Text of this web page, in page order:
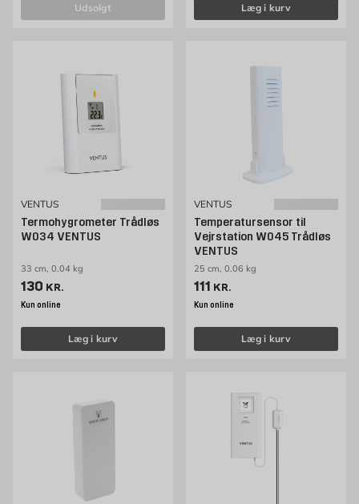
udsolgt Læg i kurv
VENTUS
Termohygrometer Trådløs
W034 VENTUS
33 cm, 0.04 kg
Pris 130 kr. /stk
130 KR.
Kun online
Læg i kurv
VENTUS
Temperatursensor til
Vejrstation W045 Trådløs
VENTUS
25 cm, 0.06 kg
Pris 111 kr. /stk
111 KR.
Kun online
Læg i kurv